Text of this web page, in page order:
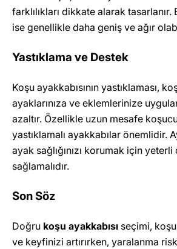
farklılıkları dikkate alarak tasarlanır.
ise genellikle daha geniş ve ağır
Yastıklama ve Destek
Koşu ayakkabısının yastıklaması,
ayaklarınıza ve eklemlerinize
azaltır. Özellikle uzun mesafe
yastıklamalı ayakkabılar önemlidir.
ayak sağlığınızı korumak için
sağlamalıdır.
Son Söz
Doğru koşu ayakkabısı seçimi, koşu
ve keyfinizi artırırken, yaralanma